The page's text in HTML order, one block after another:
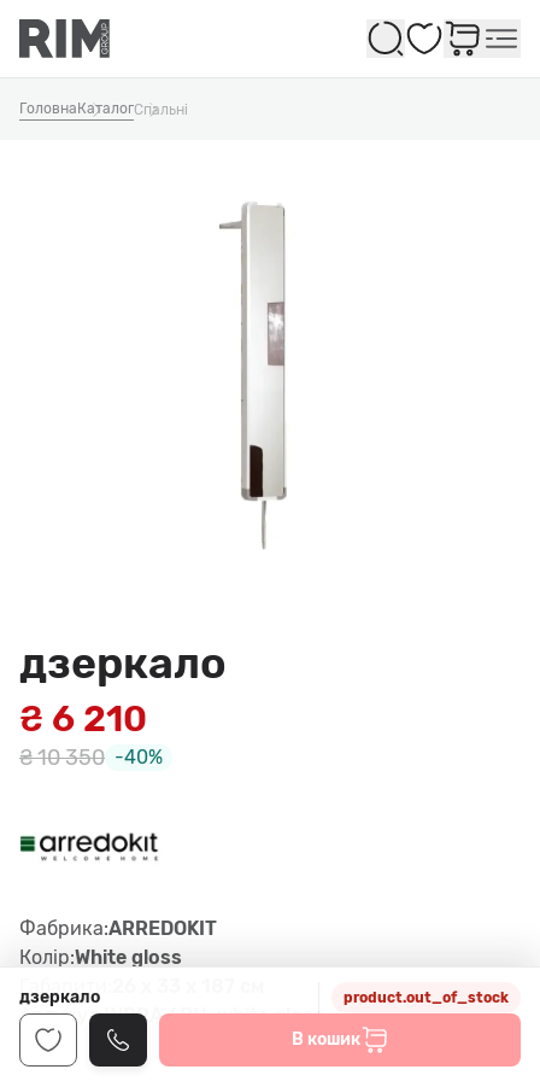
Обране
Головна КаталогСпальні
дзеркало
₴ 6 210
₴ 10 350 -40%
Фабрика:ARREDOKIT
Колір:White gloss
Артикул:INDRA 6BH, white gloss
дзеркало product.out_of_stock
В кошик